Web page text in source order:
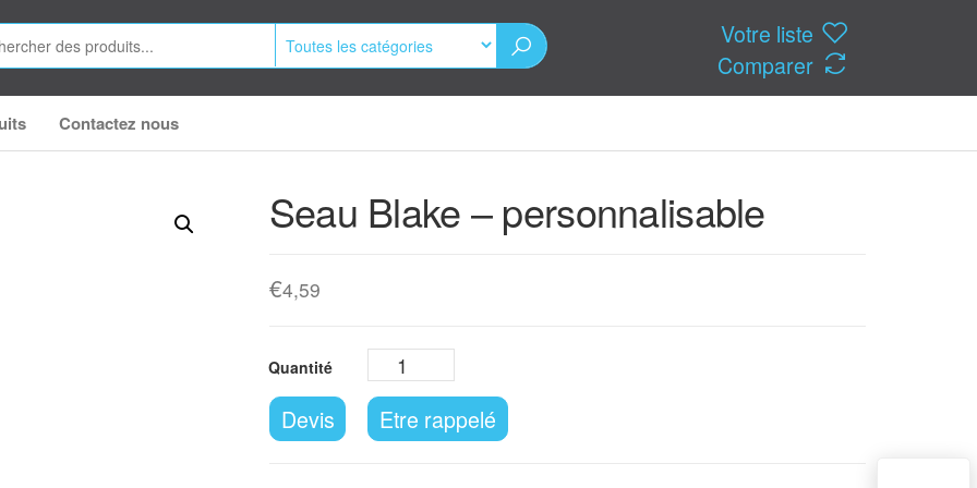
Votre liste
Comparer
Contactez nous
Seau Blake – personnalisable
€4,59
Devis Etre rappelé